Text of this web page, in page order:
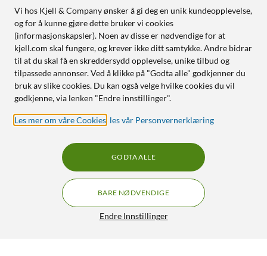
Vi hos Kjell & Company ønsker å gi deg en unik kundeopplevelse,
og for å kunne gjøre dette bruker vi cookies
(informasjonskapsler). Noen av disse er nødvendige for at
kjell.com skal fungere, og krever ikke ditt samtykke. Andre bidrar
til at du skal få en skreddersydd opplevelse, unike tilbud og
tilpassede annonser. Ved å klikke på "Godta alle" godkjenner du
bruk av slike cookies. Du kan også velge hvilke cookies du vil
godkjenne, via lenken "Endre innstillinger".
Les mer om våre Cookies les vår Personvernerklæring
Endre Innstillinger
BARE NØDVENDIGE
GODTA ALLE